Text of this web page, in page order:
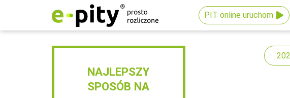
PIT online uruchom
NAJLEPSZY
SPOSÓB NA